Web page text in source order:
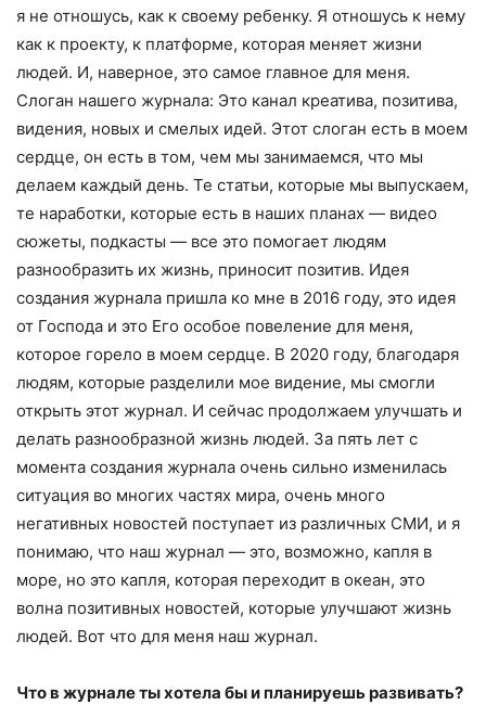
я не отношусь, как к своему ребенку. Я отношусь к нему
как к проекту, к платформе, которая меняет жизни
людей. И, наверное, это самое главное для меня.
Слоган нашего журнала: Это канал креатива, позитива,
видения, новых и смелых идей. Этот слоган есть в моем
сердце, он есть в том, чем мы занимаемся, что мы
делаем каждый день. Те статьи, которые мы выпускаем,
те наработки, которые есть в наших планах — видео
сюжеты, подкасты — все это помогает людям
разнообразить их жизнь, приносит позитив. Идея
создания журнала пришла ко мне в 2016 году, это идея
от Господа и это Его особое повеление для меня,
которое горело в моем сердце. В 2020 году, благодаря
людям, которые разделили мое видение, мы смогли
открыть этот журнал. И сейчас продолжаем улучшать и
делать разнообразной жизнь людей. За пять лет с
момента создания журнала очень сильно изменилась
ситуация во многих частях мира, очень много
негативных новостей поступает из различных СМИ, и я
понимаю, что наш журнал — это, возможно, капля в
море, но это капля, которая переходит в океан, это
волна позитивных новостей, которые улучшают жизнь
людей. Вот что для меня наш журнал.
Что в журнале ты хотела бы и планируешь развивать?